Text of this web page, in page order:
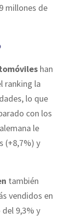
millones de
han
ranking la
lo que
con los
le
(+8,7%) y
también
vendidos en
9,3% y